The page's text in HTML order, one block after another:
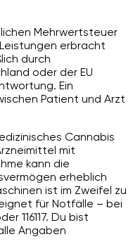
Mehrwertsteuer
erbracht
durch
oder der EU
Ein
Patient und Arzt
Cannabis
mit
kann die
erheblich
ist im Zweifel zu
für Notfälle – bei
116117. Du bist
Angaben